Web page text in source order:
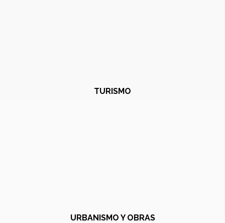
TURISMO
URBANISMO Y OBRAS